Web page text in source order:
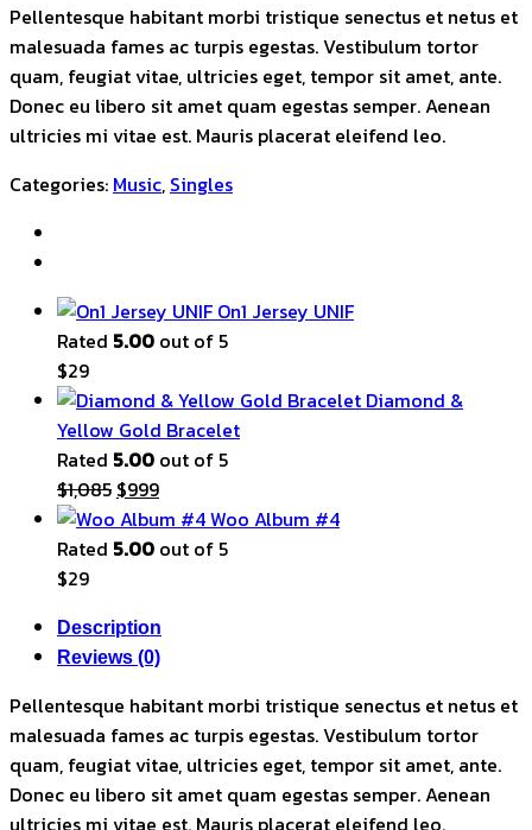
Pellentesque habitant morbi tristique senectus et netus et
malesuada fames ac turpis egestas. Vestibulum tortor
quam, feugiat vitae, ultricies eget, tempor sit amet, ante.
Donec eu libero sit amet quam egestas semper. Aenean
ultricies mi vitae est. Mauris placerat eleifend leo.
Categories: Music, Singles
On1 Jersey UNIF
Rated 5.00 out of 5
$29
Diamond &
Yellow Gold Bracelet
Rated 5.00 out of 5
$1,085 Original
price
was:
$999Current
price
is:
Woo Album #4
Rated 5.00 out of 5
$29
Description
Reviews (0)
Pellentesque habitant morbi tristique senectus et netus et
malesuada fames ac turpis egestas. Vestibulum tortor
quam, feugiat vitae, ultricies eget, tempor sit amet, ante.
Donec eu libero sit amet quam egestas semper. Aenean
ultricies mi vitae est. Mauris placerat eleifend leo.